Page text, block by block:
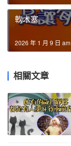
軟木塞
2026 年 1 月 9 日
相關文章